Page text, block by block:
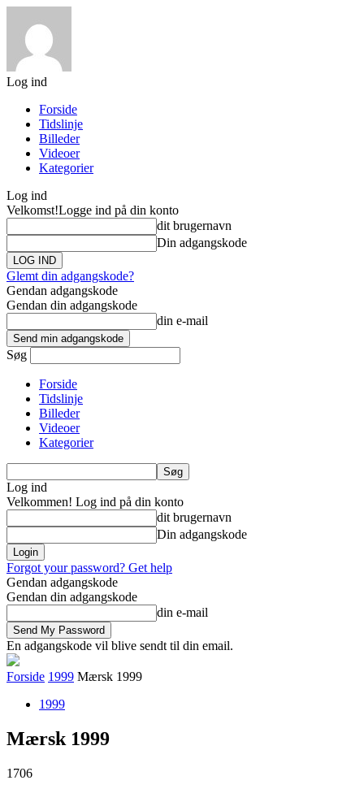
Log ind
Forside
Tidslinje
Billeder
Videoer
Kategorier
Log ind
Velkomst!Logge ind på din konto
dit brugernavn
Din adgangskode
Glemt din adgangskode?
Gendan adgangskode
Gendan din adgangskode
din e-mail
Søg
Forside
Tidslinje
Billeder
Videoer
Kategorier
Log ind
Velkommen! Log ind på din konto
dit brugernavn
Din adgangskode
Forgot your password? Get help
Gendan adgangskode
Gendan din adgangskode
din e-mail
En adgangskode vil blive sendt til din email.
Forside 1999 Mærsk 1999
1999
Mærsk 1999
1706